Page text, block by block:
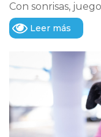
Con sonrisas,
Leer más